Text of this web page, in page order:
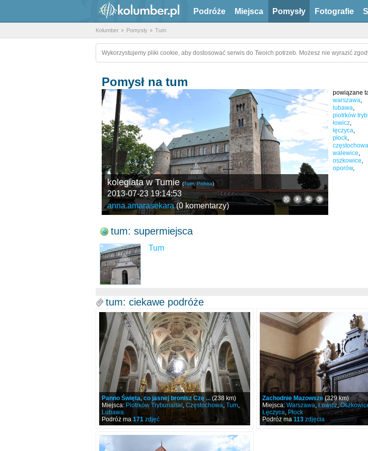
Podróże Miejsca Pomysły Fotografie
Kolumber Pomysły Tum
Wykorzystujemy pliki cookie, aby dostosować serwis do Twoich potrzeb. Możesz nie wyrazić
Pomysł na tum
powiązane
warszawa,
lubawa,
piotrków
łowicz,
łęczyca,
płock,
częstochowa
walewice,
oszkowice,
oporów,
kolegiata w Tumie (Tum,Polska)
2013-07-23 19:14:53
anna.amarasekara(0 komentarzy)
tum: supermiejsca
Tum
tum: ciekawe podróże
Panno Święta, co jasnej bronisz Czę ...(238 km)
Miejsca: Piotrków Trybunalski, Częstochowa, Tum,
Lubawa
Podróż ma 171zdjęć
Zachodnie Mazowsze(329 km)
Miejsca: Warszawa, Łowicz,
Łęczyca, Płock
Podróż ma113zdjęcia